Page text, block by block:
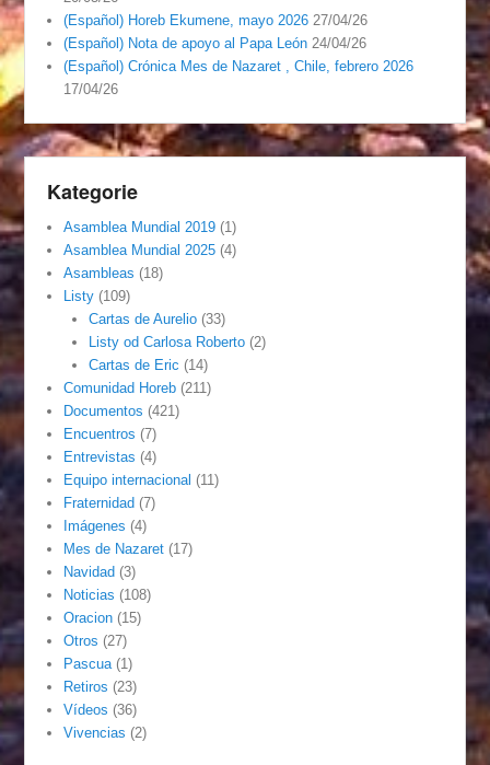
(Español) Horeb Ekumene, mayo 2026 27/04/26
(Español) Nota de apoyo al Papa León 24/04/26
(Español) Crónica Mes de Nazaret , Chile, febrero 2026
17/04/26
Kategorie
Asamblea Mundial 2019 (1)
Asamblea Mundial 2025 (4)
Asambleas (18)
Listy (109)
Cartas de Aurelio(33)
Listy od Carlosa Roberto(2)
Cartas de Eric (14)
Comunidad Horeb (211)
Documentos (421)
Encuentros (7)
Entrevistas (4)
Equipo internacional (11)
Fraternidad (7)
Imágenes (4)
Mes de Nazaret (17)
Navidad (3)
Noticias (108)
Oracion (15)
Otros (27)
Pascua (1)
Retiros (23)
Vídeos (36)
Vivencias (2)